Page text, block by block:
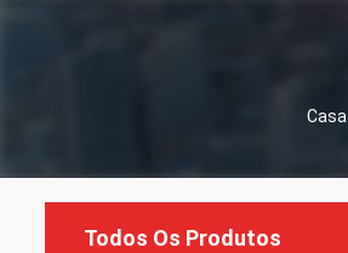
Casa
Todos Os Produtos